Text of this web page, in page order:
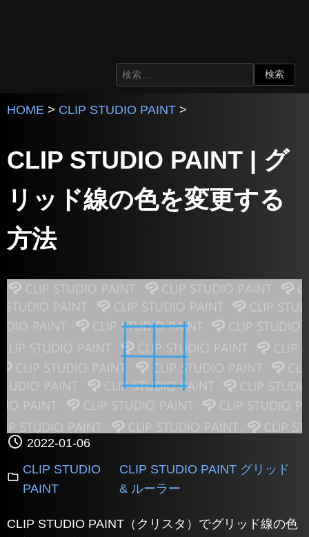
HOME > CLIP STUDIO PAINT >
CLIP STUDIO PAINT | グ
リッド線の色を変更する
方法
2022-01-06
CLIP STUDIO
PAINT
CLIP STUDIO PAINT グリッド
& ルーラー
CLIP STUDIO PAINT（クリスタ）でグリッド線の色